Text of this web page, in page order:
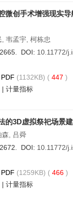
微创手术增强现实
韦孟宇, 柯栋忠
DOI: 10.11772/
PDF (1132KB) ( 447 )
| 计量指标
的3D虚拟祭祀场景
森, 吕舜
DOI: 10.11772/
PDF (1259KB) ( 466 )
| 计量指标